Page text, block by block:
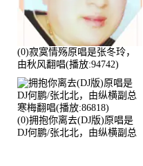
(0)寂寞情殇原唱是张冬玲，
由秋风翻唱(播放:94742)
(0)拥抱你离去(DJ版)原唱是
DJ何鹏/张北北，由纵横副总